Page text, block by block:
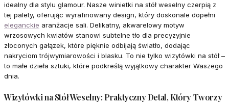
idealny dla stylu glamour. Nasze winietki na stół weselny czerpią z
tej palety, oferując wyrafinowany design, który doskonale dopełni
eleganckie aranżacje sali. Delikatny, akwarelowy motyw
wrzosowych kwiatów stanowi subtelne tło dla precyzyjnie
złoconych gałązek, które pięknie odbijają światło, dodając
nakryciom trójwymiarowości i blasku. To nie tylko wizytówki na stół –
to małe dzieła sztuki, które podkreślą wyjątkowy charakter Waszego
dnia.
Wizytówki na Stół Weselny: Praktyczny Detal, Który Tworzy